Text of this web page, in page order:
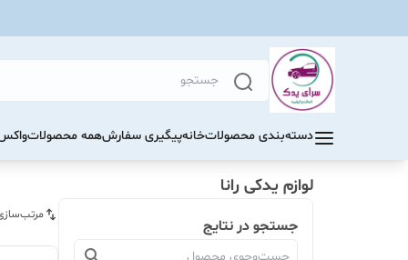
دسته‌بندی محصولاتخانهپیگیری سفارشهمه محصولات
لوازم یدکی رانا
جستجو در نتایج